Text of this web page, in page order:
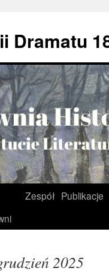
Dramatu
Zespół Publikacje
2025